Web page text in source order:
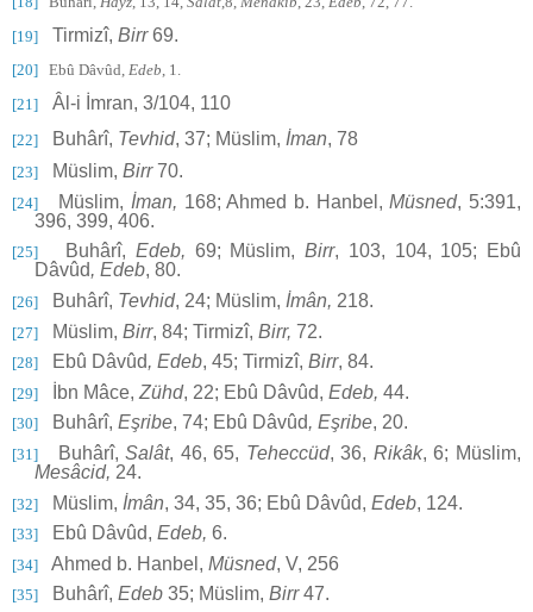
[19] Tir­mizî, Birr69.
[20] Ebû Dâvûd, Edeb, 1.
[21] Âl-i İmran, 3/104, 110
[22] Buhârî, Tevhid, 37; Müslim, İman, 78
[23] Müslim, Birr70.
[24] Müslim, İman, 168; Ahmed b. Hanbel,Müsned, 5:391,
396, 399, 406.
[25] Buhârî, Edeb, 69; Müslim,Birr, 103, 104, 105; Ebû
Dâvûd, Edeb, 80.
[26] Buhârî, Tevhid, 24; Müslim, İmân, 218.
[27] Müslim, Birr, 84; Tirmizî, Birr, 72.
[28] Ebû Dâvûd, Edeb, 45; Tirmizî, Birr, 84.
[29] İbn Mâce, Zühd, 22; Ebû Dâvûd, Edeb, 44.
[30] Buhârî, Eşribe, 74; Ebû Dâvûd, Eşribe, 20.
[31] Buhârî,Salât, 46, 65, Teheccüd, 36, Rikâk, 6; Müslim,
Mesâcid, 24.
[32] Müslim, İmân, 34, 35, 36; Ebû Dâvûd, Edeb, 124.
[33] Ebû Dâvûd, Edeb, 6.
[34] Ahmed b. Hanbel, Müsned, V, 256
[35] Buhârî, Edeb 35; Müslim, Birr47.